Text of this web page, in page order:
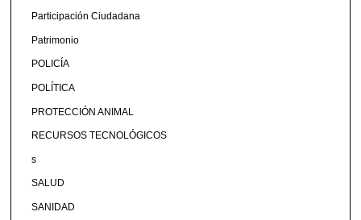
Participación Ciudadana
Patrimonio
POLICÍA
POLÍTICA
PROTECCIÓN ANIMAL
RECURSOS TECNOLÓGICOS
s
SALUD
SANIDAD